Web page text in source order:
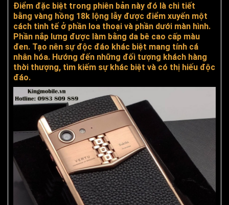
Điểm đặc biệt trong phiên bản này đó là chi tiết
bằng vàng hồng 18k lộng lẫy được điểm xuyến một
cách tinh tế ở phần loa thoại và phần dưới màn hình.
Phần nắp lưng được làm bằng da bê cao cấp màu
đen. Tạo nên sự độc đáo khác biệt mang tính cá
nhân hóa. Hướng đến những đối tượng khách hàng
thời thượng, tìm kiếm sự khác biệt và có thị hiếu độc
đáo.